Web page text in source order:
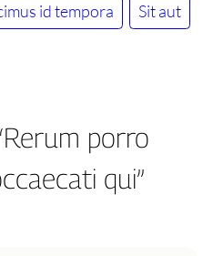
id tempora Sit aut
porro
qui”